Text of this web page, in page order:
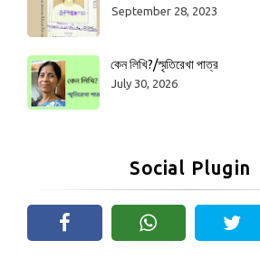
September 28, 2023
কেন লিখি?/স্মৃতিরেখা পাত্র
July 30, 2026
Social Plugin